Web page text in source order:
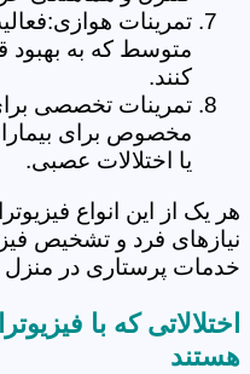
تمرینات
متوسط که به
کنند.
تمرینات تخصصی
مخصوص برای
یا اختلالات عصبی.
هر یک از این انواع
نیازهای فرد و تشخیص
خدمات پرستاری در منزل
اختلالاتی که با
هستند